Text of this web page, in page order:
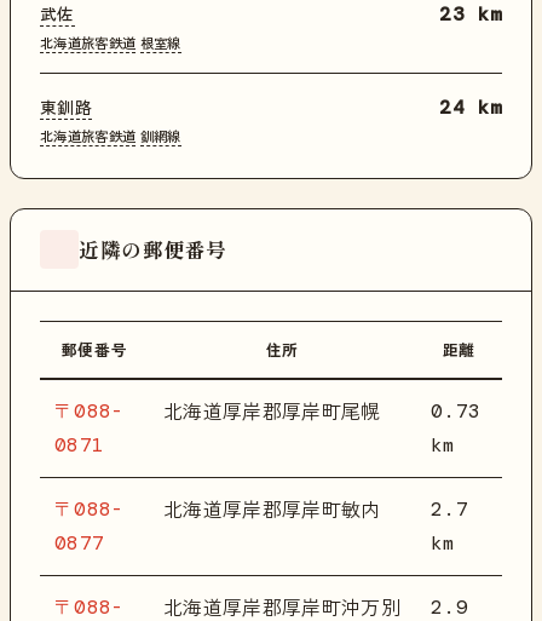
武佐
北海道旅客鉄道 根室線
23 km
東釧路
北海道旅客鉄道 釧網線
24 km
近隣の郵便番号
郵便番号 住所 距離
〒088-
0871
北海道厚岸郡厚岸町尾幌
0.73
km
〒088-
0877
北海道厚岸郡厚岸町敏内
2.7
km
〒088- 北海道厚岸郡厚岸町沖万別 2.9